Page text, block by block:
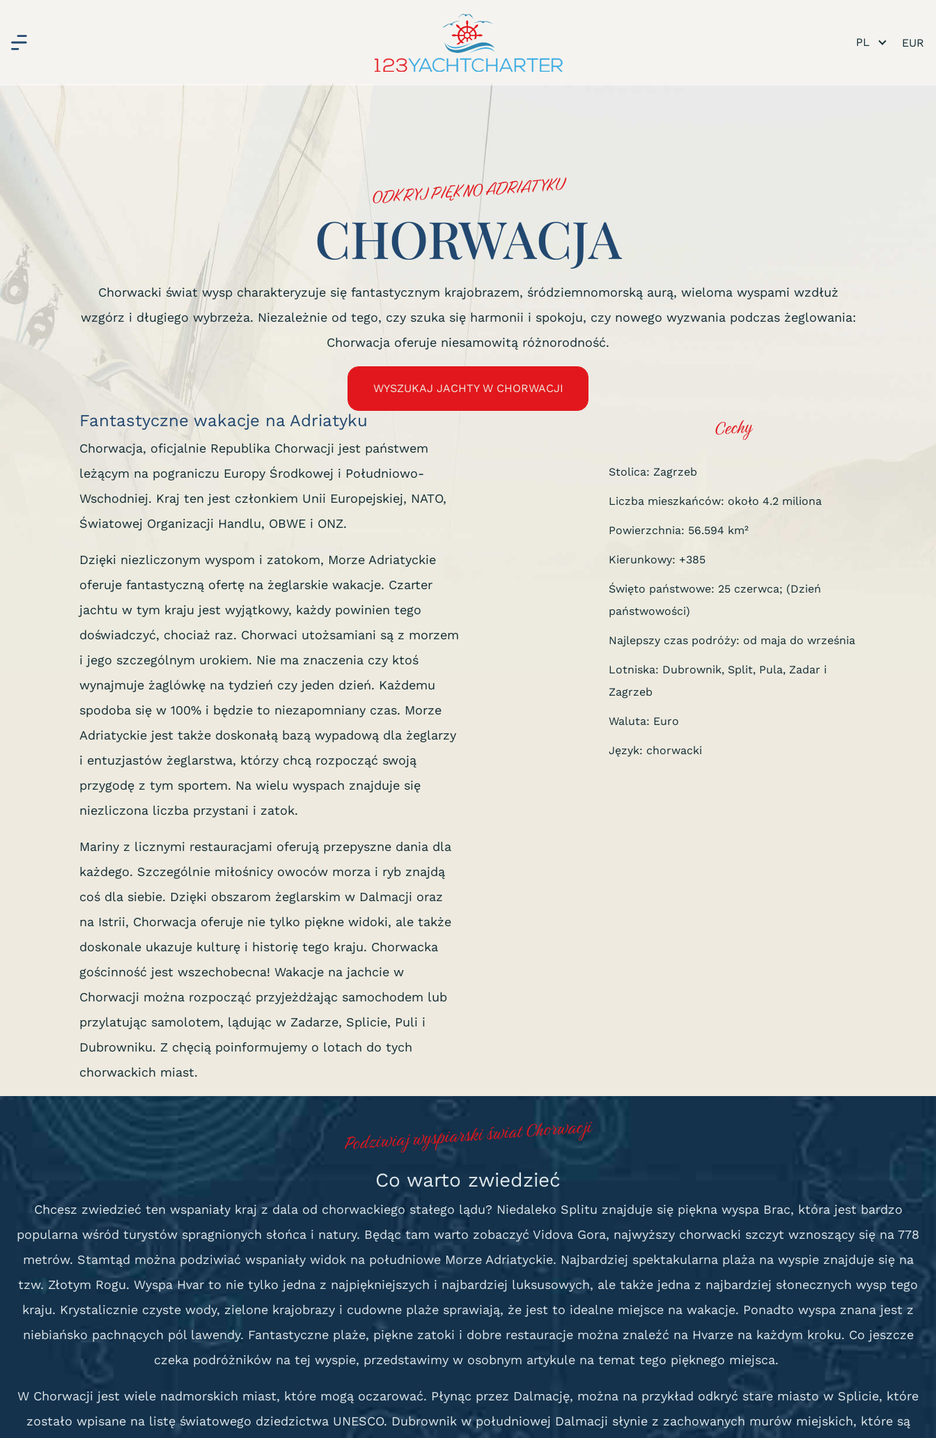
PL
ODKRYJ PIĘKNO ADRIATYKU
CHORWACJA
Chorwacki świat wysp charakteryzuje się fantastycznym krajobrazem, śródziemnomorską aurą, wieloma wyspami wzdłuż
wzgórz i długiego wybrzeża. Niezależnie od tego, czy szuka się harmonii i spokoju, czy nowego wyzwania podczas żeglowania:
Chorwacja oferuje niesamowitą różnorodność.
WYSZUKAJ JACHTY W CHORWACJI
Fantastyczne wakacje na Adriatyku
Chorwacja, oficjalnie Republika Chorwacji jest państwem
leżącym na pograniczu Europy Środkowej i Południowo-
Wschodniej. Kraj ten jest członkiem Unii Europejskiej, NATO,
Światowej Organizacji Handlu, OBWE i ONZ.
Dzięki niezliczonym wyspom i zatokom, Morze Adriatyckie
oferuje fantastyczną ofertę na żeglarskie wakacje. Czarter
jachtu w tym kraju jest wyjątkowy, każdy powinien tego
doświadczyć, chociaż raz. Chorwaci utożsamiani są z morzem
i jego szczególnym urokiem. Nie ma znaczenia czy ktoś
wynajmuje żaglówkę na tydzień czy jeden dzień. Każdemu
spodoba się w 100% i będzie to niezapomniany czas. Morze
Adriatyckie jest także doskonałą bazą wypadową dla żeglarzy
i entuzjastów żeglarstwa, którzy chcą rozpocząć swoją
przygodę z tym sportem. Na wielu wyspach znajduje się
niezliczona liczba przystani i zatok.
Mariny z licznymi restauracjami oferują przepyszne dania dla
każdego. Szczególnie miłośnicy owoców morza i ryb znajdą
coś dla siebie. Dzięki obszarom żeglarskim w Dalmacji oraz
na Istrii, Chorwacja oferuje nie tylko piękne widoki, ale także
doskonale ukazuje kulturę i historię tego kraju. Chorwacka
gościnność jest wszechobecna! Wakacje na jachcie w
Chorwacji można rozpocząć przyjeżdżając samochodem lub
przylatując samolotem, lądując w Zadarze, Splicie, Puli i
Dubrowniku. Z chęcią poinformujemy o lotach do tych
chorwackich miast.
Cechy
Stolica: Zagrzeb
Liczba mieszkańców: około 4.2 miliona
Powierzchnia: 56.594 km²
Kierunkowy: +385
Święto państwowe: 25 czerwca; (Dzień
państwowości)
Najlepszy czas podróży: od maja do września
Lotniska: Dubrownik, Split, Pula, Zadar i
Zagrzeb
Waluta: Euro
Język: chorwacki
Podziwiaj wyspiarski świat Chorwacji
Co warto zwiedzieć
Chcesz zwiedzieć ten wspaniały kraj z dala od chorwackiego stałego lądu? Niedaleko Splitu znajduje się piękna wyspa Brac, która jest bardzo
popularna wśród turystów spragnionych słońca i natury. Będąc tam warto zobaczyć Vidova Gora, najwyższy chorwacki szczyt wznoszący się na 778
metrów. Stamtąd można podziwiać wspaniały widok na południowe Morze Adriatyckie. Najbardziej spektakularna plaża na wyspie znajduje się na
tzw. Złotym Rogu. Wyspa Hvar to nie tylko jedna z najpiękniejszych i najbardziej luksusowych, ale także jedna z najbardziej słonecznych wysp tego
kraju. Krystalicznie czyste wody, zielone krajobrazy i cudowne plaże sprawiają, że jest to idealne miejsce na wakacje. Ponadto wyspa znana jest z
niebiańsko pachnących pól lawendy. Fantastyczne plaże, piękne zatoki i dobre restauracje można znaleźć na Hvarze na każdym kroku. Co jeszcze
czeka podróżników na tej wyspie, przedstawimy w osobnym artykule na temat tego pięknego miejsca.
W Chorwacji jest wiele nadmorskich miast, które mogą oczarować. Płynąc przez Dalmację, można na przykład odkryć stare miasto w Splicie, które
zostało wpisane na listę światowego dziedzictwa UNESCO. Dubrownik w południowej Dalmacji słynie z zachowanych murów miejskich, które są